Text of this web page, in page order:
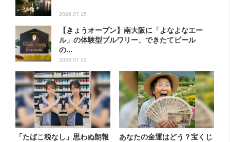
2026.07.15
【きょうオープン】南大阪に「よなよなエー
ル」の体験型ブルワリー、できたてビール
の...
2026.07.22
「たばこ税なし」思わぬ朗報
あなたの金運はどう？宝くじ